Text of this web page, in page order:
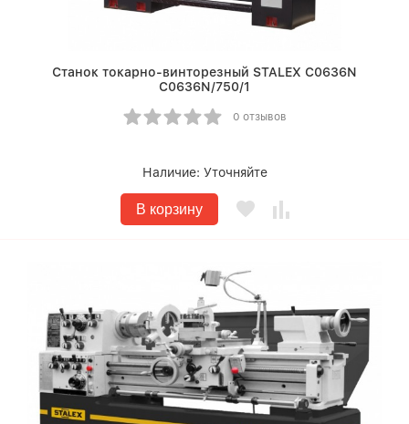
Станок токарно-винторезный STALEX C0636N
C0636N/750/1
0 отзывов
Наличие: Уточняйте
В корзину